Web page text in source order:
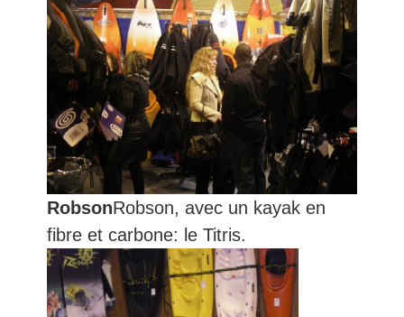
RobsonRobson, avec un kayak en
fibre et carbone: le Titris.